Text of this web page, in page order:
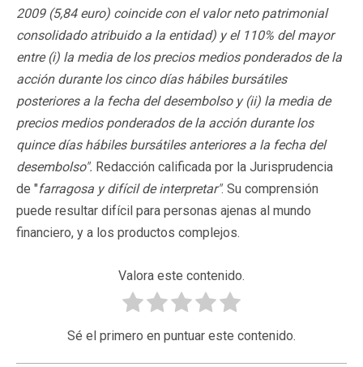
2009 (5,84 euro) coincide con el valor neto patrimonial
consolidado atribuido a la entidad) y el 110% del mayor
entre (i) la media de los precios medios ponderados de la
acción durante los cinco días hábiles bursátiles
posteriores a la fecha del desembolso y (ii) la media de
precios medios ponderados de la acción durante los
quince días hábiles bursátiles anteriores a la fecha del
desembolso". Redacción calificada por la Jurisprudencia
de "farragosa y difícil de interpretar". Su comprensión
puede resultar difícil para personas ajenas al mundo
financiero, y a los productos complejos.
Valora este contenido.
Sé el primero en puntuar este contenido.